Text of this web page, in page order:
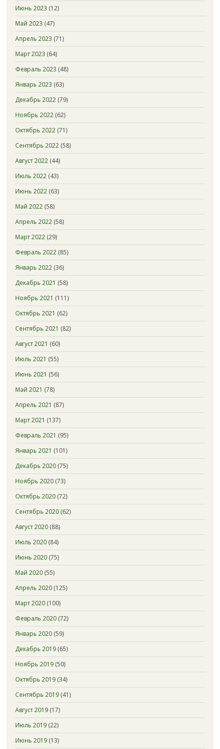
Июнь 2023 (12)
Май 2023 (47)
Апрель 2023 (71)
Март 2023 (64)
Февраль 2023 (48)
Январь 2023 (63)
Декабрь 2022(79)
Ноябрь 2022(62)
Октябрь 2022(71)
Сентябрь 2022(58)
Август 2022(44)
Июль 2022(43)
Июнь 2022(63)
Май 2022(58)
Апрель 2022(58)
Март 2022(29)
Февраль 2022(85)
Январь 2022(36)
Декабрь 2021 (58)
Ноябрь 2021 (111)
Октябрь 2021 (62)
Сентябрь 2021 (82)
Август 2021 (60)
Июль 2021 (55)
Июнь 2021 (56)
Май 2021 (78)
Апрель 2021 (87)
Март 2021 (137)
Февраль 2021 (95)
Январь 2021 (101)
Декабрь 2020(75)
Ноябрь 2020(73)
Октябрь 2020(72)
Сентябрь 2020(62)
Август 2020(88)
Июль 2020(84)
Июнь 2020(75)
Май 2020(55)
Апрель 2020(125)
Март 2020(100)
Февраль 2020(72)
Январь 2020(59)
Декабрь 2019(65)
Ноябрь 2019(50)
Октябрь 2019(34)
Сентябрь 2019(41)
Август 2019(17)
Июль 2019(22)
Июнь 2019(13)